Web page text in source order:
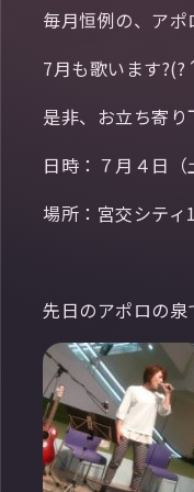
毎月恒例の、ア
7月も歌います
是非、お立ち寄
日時：７月４日
場所：宮交シティ
先日のアポロの